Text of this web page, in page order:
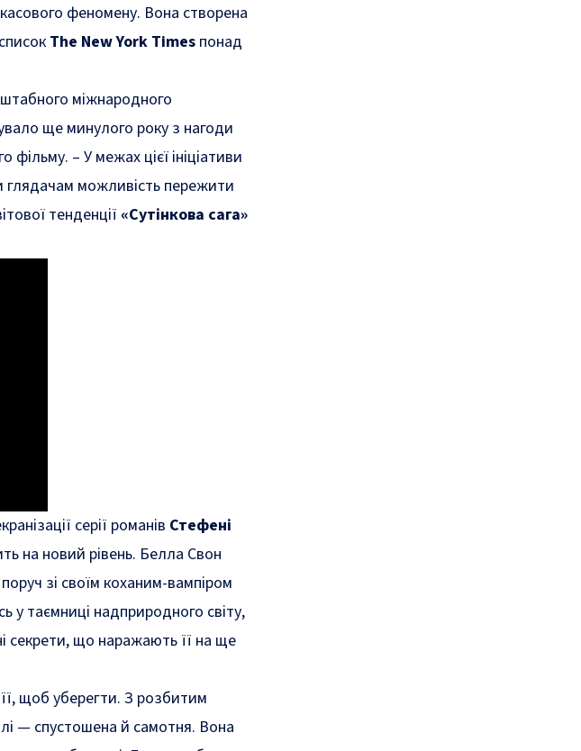
феномену. Вона створена
The New York Times понад
міжнародного
ще минулого року з нагоди
фільму. – У межах цієї ініціативи
глядачам можливість пережити
тенденції «Сутінкова сага»
серії романів Стефені
на новий рівень. Белла Свон
зі своїм коханим-вампіром
у таємниці надприродного світу,
секрети, що наражають її на ще
щоб уберегти. З розбитим
— спустошена й самотня. Вона